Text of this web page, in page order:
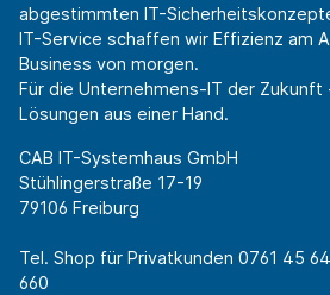
abgestimmten IT-
IT-Service schaffen wir Effizienz am
Business von morgen.
Für die Unternehmens-IT der Zukunft
Lösungen aus einer Hand.
CAB IT-Systemhaus GmbH
Stühlingerstraße 17-19
79106 Freiburg
Tel. Shop für Privatkunden 0761 45 64
660